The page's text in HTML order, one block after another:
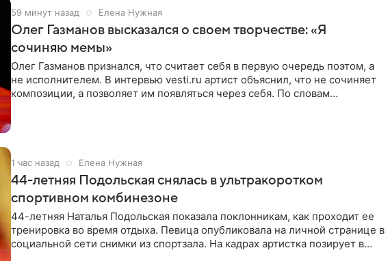
59 минут назад Елена Нужная
Олег Газманов высказался о своем творчестве: «Я
сочиняю мемы»
Олег Газманов признался, что считает себя в первую очередь поэтом, а
не исполнителем. В интервью vesti.ru артист объяснил, что не сочиняет
композиции, а позволяет им появляться через себя. По словам
1 час назад Елена Нужная
44-летняя Подольская снялась в ультракоротком
спортивном комбинезоне
44-летняя Наталья Подольская показала поклонникам, как проходит ее
тренировка во время отдыха. Певица опубликовала на личной странице в
социальной сети снимки из спортзала. На кадрах артистка позирует в